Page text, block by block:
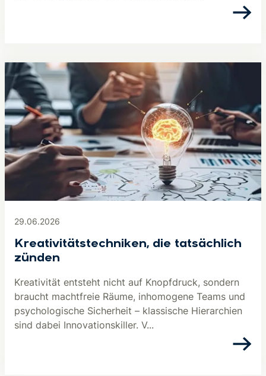
29.06.2026
Kreativitätstechniken, die tatsächlich
zünden
Kreativität entsteht nicht auf Knopfdruck, sondern
braucht machtfreie Räume, inhomogene Teams und
psychologische Sicherheit – klassische Hierarchien
sind dabei Innovationskiller. V...